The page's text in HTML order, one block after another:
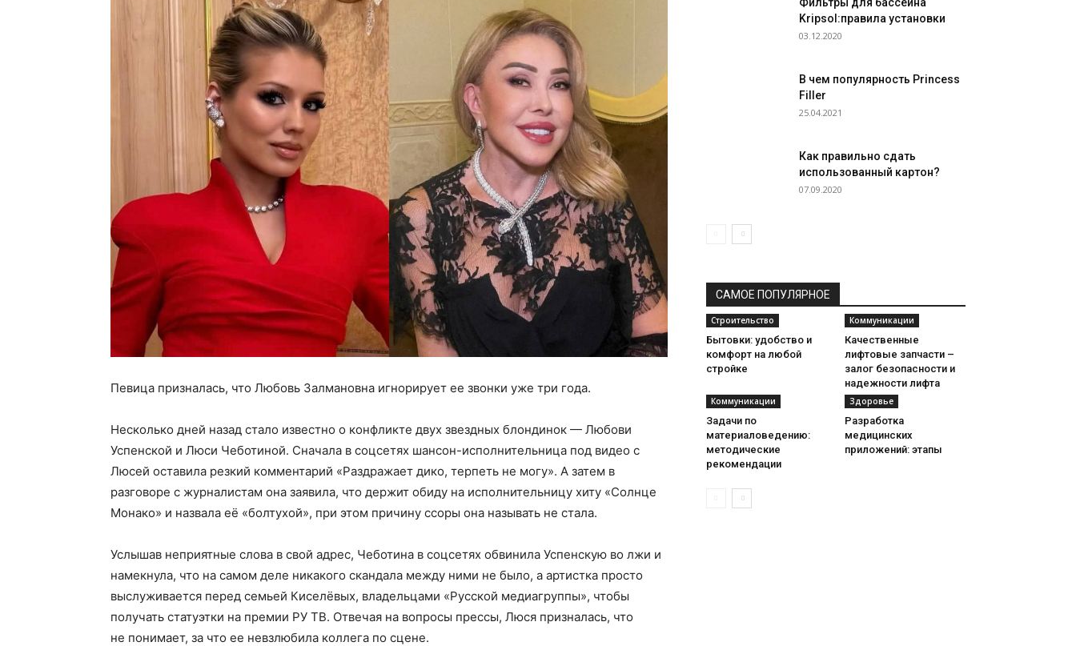
Певица призналась, что Любовь Залмановна игнорирует ее звонки уже три года.
Несколько дней назад стало известно о конфликте двух звездных блондинок — Любови
Успенской и Люси Чеботиной. Сначала в соцсетях шансон-исполнительница под видео с
Люсей оставила резкий комментарий «Раздражает дико, терпеть не могу». А затем в
разговоре с журналистам она заявила, что держит обиду на исполнительницу хиту «Солнце
Монако» и назвала её «болтухой», при этом причину ссоры она называть не стала.
Услышав неприятные слова в свой адрес, Чеботина в соцсетях обвинила Успенскую во лжи и
намекнула, что на самом деле никакого скандала между ними не было, а артистка просто
выслуживается перед семьей Киселёвых, владельцами «Русской медиагруппы», чтобы
получать статуэтки на премии РУ ТВ. Отвечая на вопросы прессы, Люся призналась, что
не понимает, за что ее невзлюбила коллега по сцене.
Kripsol:правила установки
03.12.2020
В чем популярность Princess
Filler
25.04.2021
Как правильно сдать
использованный картон?
07.09.2020
САМОЕ ПОПУЛЯРНОЕ
Строительство
Бытовки: удобство и
комфорт на любой
стройке
Коммуникации
Качественные
лифтовые запчасти –
залог безопасности и
надежности лифта
Коммуникации
Задачи по
материаловедению:
методические
рекомендации
Здоровье
Разработка
медицинских
приложений: этапы